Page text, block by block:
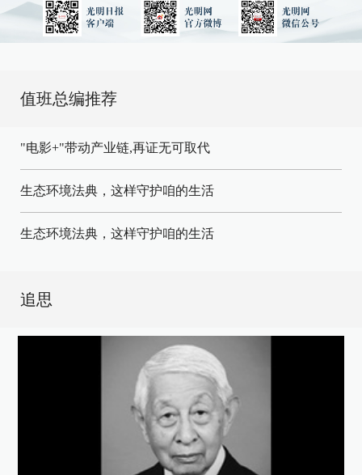
值班总编推荐
"电影+"带动产业链,再证无可取代
生态环境法典，这样守护咱的生活
生态环境法典，这样守护咱的生活
追思